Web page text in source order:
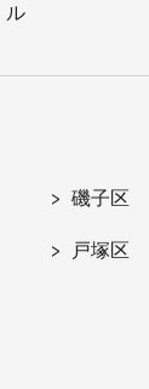
ル
磯子区
戸塚区